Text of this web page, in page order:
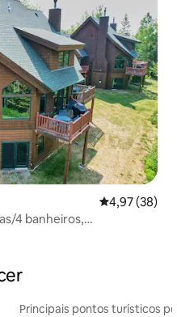
4,97 de uma
4,97 (38)
4 banheiros,
Principais pontos turísticos